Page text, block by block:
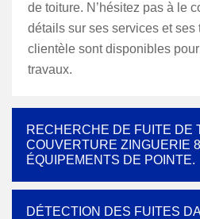
de toiture. N’hésitez pas à le
détails sur ses services et ses
clientèle sont disponibles
travaux.
RECHERCHE DE FUITE DE
COUVERTURE ZINGUERIE
ÉQUIPEMENTS DE POINTE.
DÉTECTION DES FUITES